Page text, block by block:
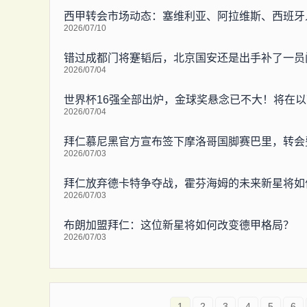
西甲转会市场动态：塞维利亚、阿拉维斯、西班
2026/07/10
错过成都门将蹇韬后，北京国安还是出手补了一
2026/07/04
世界杯16强全部出炉，金球奖悬念已不大！将在
2026/07/04
拜仁慕尼黑官方宣布签下摩洛哥国脚赛巴里，转
2026/07/03
拜仁放弃德卡特争夺战，霍芬海姆的未来新星将
2026/07/03
布朗加盟拜仁：这位新星将如何改变德甲格局？
2026/07/03